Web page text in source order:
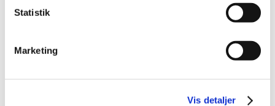
Statistik
Marketing
Vis detaljer
Sikkerhedsmeddelelse om Signa 1.5T TwinSpeed etc.
(pdf -